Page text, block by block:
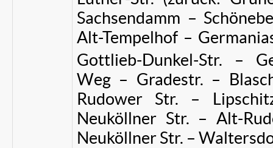
Sachsendamm –
Alt-Tempelhof –
Gottlieb-Dunkel-Str. –
Weg – Gradestr. –
Rudower Str. –
Neuköllner Str. – Alt-
Neuköllner Str. –